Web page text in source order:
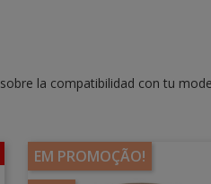
la compatibilidad con tu
EM PROMOÇÃO!